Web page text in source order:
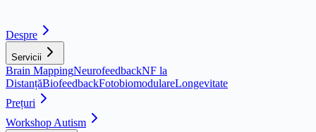
Despre
Servicii
Brain MappingNeurofeedbackNF la
DistanțăBiofeedbackFotobiomodulareLongevitate
Prețuri
Workshop Autism